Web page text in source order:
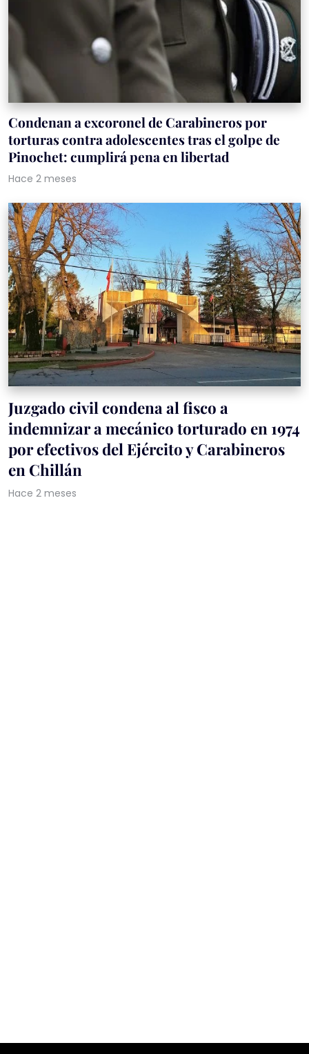
Condenan a excoronel de Carabineros por
torturas contra adolescentes tras el golpe de
Pinochet: cumplirá pena en libertad
Hace 2 meses
Juzgado civil condena al fisco a
indemnizar a mecánico torturado en 1974
por efectivos del Ejército y Carabineros
en Chillán
Hace 2 meses